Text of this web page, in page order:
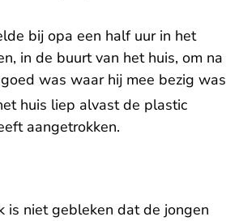
bij opa een half uur in het
in de buurt van het huis, om na
was waar hij mee bezig was
huis liep alvast de plastic
aangetrokken.
is niet gebleken dat de jongen